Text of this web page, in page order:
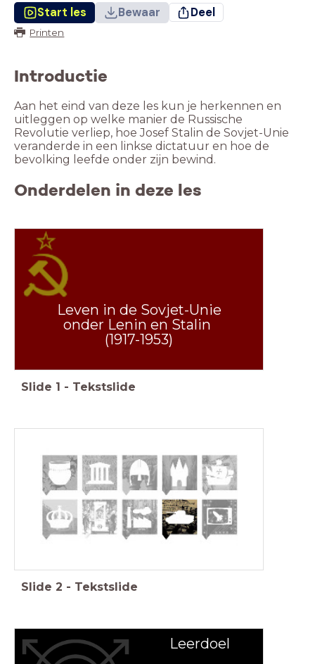
Start les Bewaar Deel
Printen
Introductie
Aan het eind van deze les kun je herkennen en
uitleggen op welke manier de Russische
Revolutie verliep, hoe Josef Stalin de Sovjet-Unie
veranderde in een linkse dictatuur en hoe de
bevolking leefde onder zijn bewind.
Onderdelen in deze les
Leven in de Sovjet-Unie
onder Lenin en Stalin
(1917-1953)
Slide 1 - Tekstslide
Slide 2 - Tekstslide
Leerdoel